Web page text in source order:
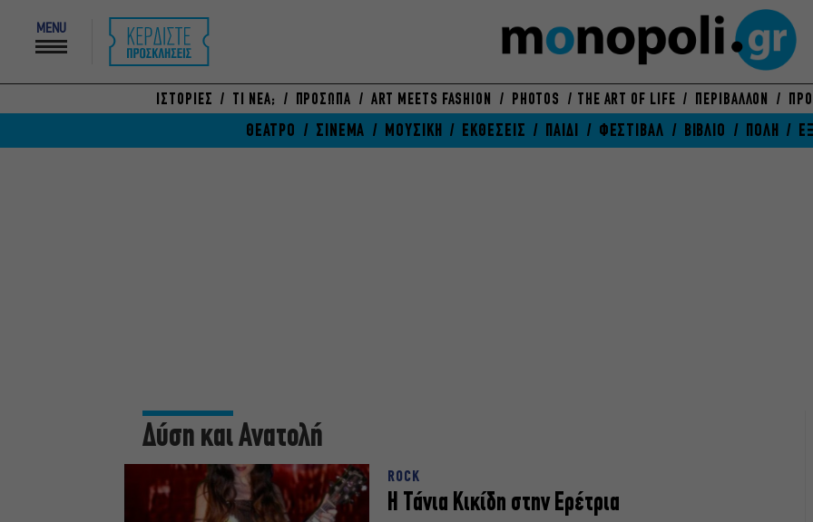
MENU
ΙΣΤΟΡΙΕΣ ΤΙ ΝΕΑ; ΠΡΟΣΩΠΑ ART MEETS FASHION PHOTOS THE ART OF LIFE ΠΕΡΙΒΑΛΛΟΝ
ΘΕΑΤΡΟ ΣΙΝΕΜΑ ΜΟΥΣΙΚΗ ΕΚΘΕΣΕΙΣ ΠΑΙΔΙ ΦΕΣΤΙΒΑΛ ΒΙΒΛΙΟ ΠΟΛΗ
Δύση και Ανατολή
ROCK
Η Τάνια Κικίδη στην Ερέτρια